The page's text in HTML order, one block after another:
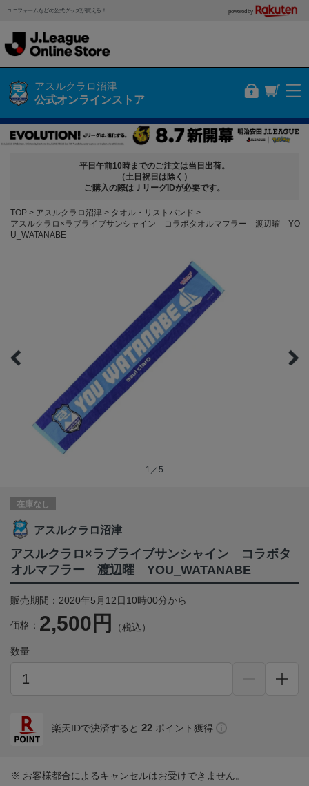
ユニフォームなどの公式グッズが買える！ powered by
アスルクラロ沼津
公式オンラインストア
平日午前10時までのご注文は当日出荷。
（土日祝日は除く）
ご購入の際はＪリーグIDが必要です。
TOP アスルクラロ沼津
タオル・リストバンド
アスルクラロ×ラブライブサンシャイン コラボタオルマフラー 渡辺曜 YO
U_WATANABE
1／5
在庫なし
アスルクラロ沼津
アスルクラロ×ラブライブサンシャイン コラボタ
オルマフラー 渡辺曜 YOU_WATANABE
販売期間：2020年5月12日10時00分から
価格： 2,500円 （税込）
数量
楽天IDで決済すると 22 ポイント獲得
※ お客様都合によるキャンセルはお受けできません。